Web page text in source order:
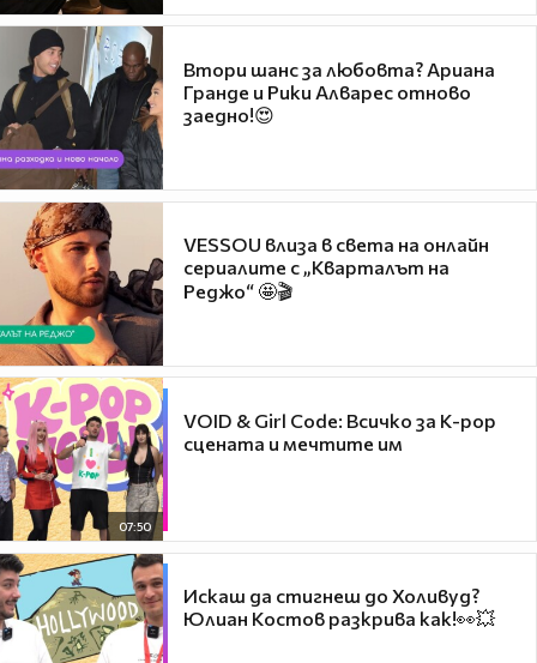
Втори шанс за любовта? Ариана
Гранде и Рики Алварес отново
заедно!😍
VESSOU влиза в света на онлайн
сериалите с „Кварталът на
Реджо“ 🤩🎬
07:50
VOID & Girl Code: Всичко за K-pop
сцената и мечтите им
Искаш да стигнеш до Холивуд?
Юлиан Костов разкрива как!👀💥